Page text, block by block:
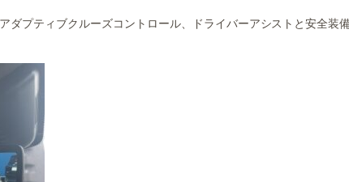
ダプティブクルーズコントロール、ドライバーアシストと安全装